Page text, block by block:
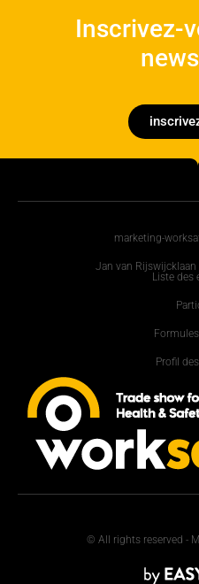
Inscrivez-
marketing-
Jan van
Liste des
Profil
© All rights reserved -